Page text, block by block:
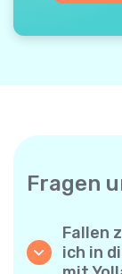
Fragen
Fallen
ich in